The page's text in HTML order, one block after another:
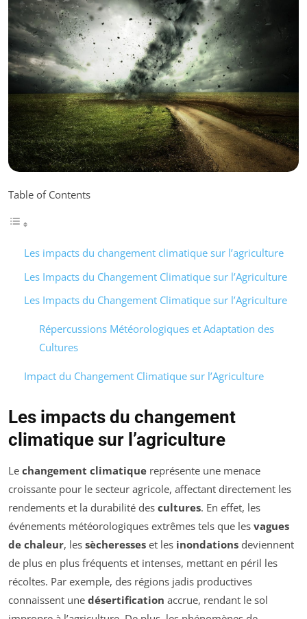
Table of Contents
Les impacts du changement climatique sur l’agriculture
Les Impacts du Changement Climatique sur l’Agriculture
Les Impacts du Changement Climatique sur l’Agriculture
Répercussions Météorologiques et Adaptation des
Cultures
Impact du Changement Climatique sur l’Agriculture
Les impacts du changement
climatique sur l’agriculture
Le changement climatique représente une menace
croissante pour le secteur agricole, affectant directement les
rendements et la durabilité des cultures. En effet, les
événements météorologiques extrêmes tels que les vagues
de chaleur, les sècheresses et les inondations deviennent
de plus en plus fréquents et intenses, mettant en péril les
récoltes. Par exemple, des régions jadis productives
connaissent une désertification accrue, rendant le sol